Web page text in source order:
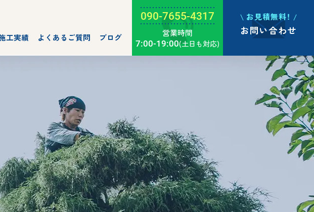
工実績 よくあるご質問 ブログ
090-7655-4317
営業時間
7:00-19:00(土日も対応)
お見積無料！
お問い合わせ